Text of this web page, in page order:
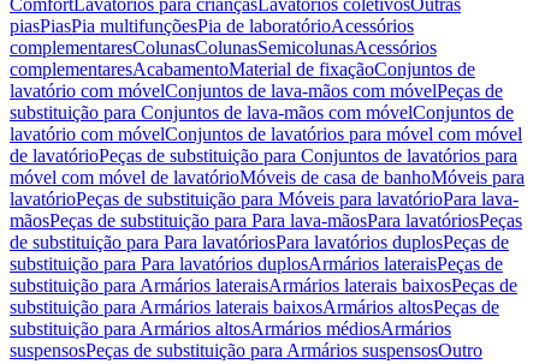
ComfortLavatórios para criançasLavatórios coletivosOutras
piasPiasPia multifunçõesPia de laboratórioAcessórios
complementaresColunasColunasSemicolunasAcessórios
complementaresAcabamentoMaterial de fixaçãoConjuntos de
lavatório com móvelConjuntos de lava-mãos com móvelPeças de
substituição para Conjuntos de lava-mãos com móvelConjuntos de
lavatório com móvelConjuntos de lavatórios para móvel com móvel
de lavatórioPeças de substituição para Conjuntos de lavatórios para
móvel com móvel de lavatórioMóveis de casa de banhoMóveis para
lavatórioPeças de substituição para Móveis para lavatórioPara lava-
mãosPeças de substituição para Para lava-mãosPara lavatóriosPeças
de substituição para Para lavatóriosPara lavatórios duplosPeças de
substituição para Para lavatórios duplosArmários lateraisPeças de
substituição para Armários lateraisArmários laterais baixosPeças de
substituição para Armários laterais baixosArmários altosPeças de
substituição para Armários altosArmários médiosArmários
suspensosPeças de substituição para Armários suspensosOutro